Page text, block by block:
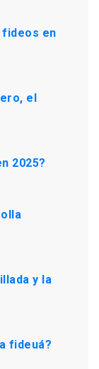
fideos en
el
2025?
y la
fideuá?